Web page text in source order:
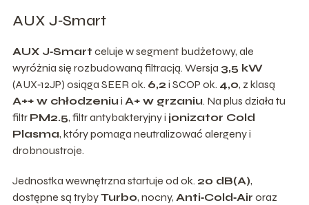
AUX J‑Smart
AUX J‑Smart celuje w segment budżetowy, ale
wyróżnia się rozbudowaną filtracją. Wersja 3,5 kW
(AUX‑12JP) osiąga SEER ok. 6,2 i SCOP ok. 4,0, z klasą
A++ w chłodzeniu i A+ w grzaniu. Na plus działa tu
filtr PM2.5, filtr antybakteryjny i jonizator Cold
Plasma, który pomaga neutralizować alergeny i
drobnoustroje.
Jednostka wewnętrzna startuje od ok. 20 dB(A),
dostępne są trybyTurbo, nocny, Anti‑Cold‑Air oraz